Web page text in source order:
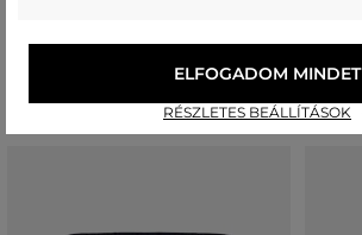
Ajánlott termékek
RÉSZLETES BEÁLLÍTÁSOK
ELFOGADOM MINDET